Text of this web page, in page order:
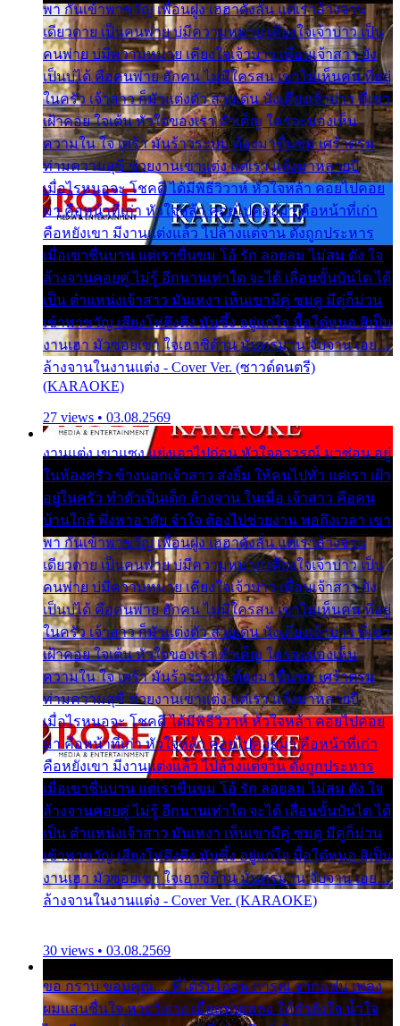
พา กันเข้าพาขวัญ เพื่อนฝูง เฮฮาดังลั่น แต่เราล้างจาน
เดียวดาย เป็นคนพ่าย บ่มีความหมาย เคียงใจเจ้าบ่าว เป็น
คนพ่าย บ่มีความหมาย เคียงใจเจ้าบ่าว เพื่อนเจ้าสาว ยัง
เป็นบ่ได้ คือคนพ่าย ฮักคน ไม่มีใครสน เขาไม่เห็นคน ที่อยู่
ในครัว เจ้าสาว ก็มัวแต่งตัว สวยเด่น นั่งเคียงเจ้าบ่าว ที่เขา
เฝ้าคอย ใจเต้น หัวใจของเรา ลำเค็ญ ใครจะมองเห็น
ความใน ใจ เศร้า มันร้าวระบม ต้องมาขื่นขม เศร้าตรม
ท่ามความสุขี ช่วยงานเขาแต่ง แต่เรา แล้งมาหลายปี
เมื่อไรหนอจะ โชคดี ได้มีพิธีวิวาห์ หัวใจหล้า คอยไปคอย
มา คือหน้าที่เก่า หัวใจหล้า คอยไปคอยมา คือหน้าที่เก่า
คือหยังเขา มีงานแต่งแล้ว ไปล้างแต่จาน ดั่งถูกประหาร
เมื่อเขาชื่นบาน แต่เราขื่นขม โอ้ รัก ลอยลม ไม่สม ดัง ใจ
ล้างจานคอยคู่ ไม่รู้ อีกนานเท่าใด จะได้ เลื่อนขั้นบันได ได้
เป็น ตำแหน่งเจ้าสาว มันเหงา เห็นเขามีคู่ ซมดู มีคู่ก็ม่วน
เข้าพาขวัญ เสียงโห่ตึงตึง มันซึ้ง อยู่แก่ใจ มื้อใด๋หนอ สิเป็น
งานเฮา มัวซอยเขา ใจเฮาซิด้าน มันทรมาน จับจาน เอย…
ล้างจานในงานแต่ง - Cover Ver. (ซาวด์ดนตรี)
(KARAOKE)
27 views • 03.08.2569
งานแต่ง เขาแซง แย่งเอาไปก่อน หัวใจอาวรณ์ มาซ่อน อยู่
ในห้องครัว ข้างนอกเจ้าสาว ส่งยิ้ม ให้คนไปทั่ว แต่เรา เฝ้า
อยู่ในครัว ทำตัวเป็นเด็ก ล้างจาน ในเมื่อ เจ้าสาว คือคน
บ้านใกล้ พึ่งพาอาศัย จำใจ ต้องไปช่วยงาน พอถึงเวลา เขา
พา กันเข้าพาขวัญ เพื่อนฝูง เฮฮาดังลั่น แต่เราล้างจาน
เดียวดาย เป็นคนพ่าย บ่มีความหมาย เคียงใจเจ้าบ่าว เป็น
คนพ่าย บ่มีความหมาย เคียงใจเจ้าบ่าว เพื่อนเจ้าสาว ยัง
เป็นบ่ได้ คือคนพ่าย ฮักคน ไม่มีใครสน เขาไม่เห็นคน ที่อยู่
ในครัว เจ้าสาว ก็มัวแต่งตัว สวยเด่น นั่งเคียงเจ้าบ่าว ที่เขา
เฝ้าคอย ใจเต้น หัวใจของเรา ลำเค็ญ ใครจะมองเห็น
ความใน ใจ เศร้า มันร้าวระบม ต้องมาขื่นขม เศร้าตรม
ท่ามความสุขี ช่วยงานเขาแต่ง แต่เรา แล้งมาหลายปี
เมื่อไรหนอจะ โชคดี ได้มีพิธีวิวาห์ หัวใจหล้า คอยไปคอย
มา คือหน้าที่เก่า หัวใจหล้า คอยไปคอยมา คือหน้าที่เก่า
คือหยังเขา มีงานแต่งแล้ว ไปล้างแต่จาน ดั่งถูกประหาร
เมื่อเขาชื่นบาน แต่เราขื่นขม โอ้ รัก ลอยลม ไม่สม ดัง ใจ
ล้างจานคอยคู่ ไม่รู้ อีกนานเท่าใด จะได้ เลื่อนขั้นบันได ได้
เป็น ตำแหน่งเจ้าสาว มันเหงา เห็นเขามีคู่ ซมดู มีคู่ก็ม่วน
เข้าพาขวัญ เสียงโห่ตึงตึง มันซึ้ง อยู่แก่ใจ มื้อใด๋หนอ สิเป็น
งานเฮา มัวซอยเขา ใจเฮาซิด้าน มันทรมาน จับจาน เอย…
ล้างจานในงานแต่ง - Cover Ver. (KARAOKE)
30 views • 03.08.2569
ขอ กราบ ขอบคุณ.... ที่ได้รับไออุ่น การุณ จากแฟน เพลง
ผมแสนชื่นใจ หายวังเวง เมื่อแฟนเพลง ให้กำลังใจ น้ำใจ